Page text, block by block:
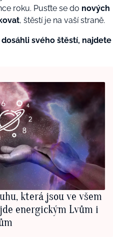
roku. Pusťte se do nových
, štěstí je na vaší straně.
svého štěstí, najdete
která jsou ve všem
energickým Lvům i